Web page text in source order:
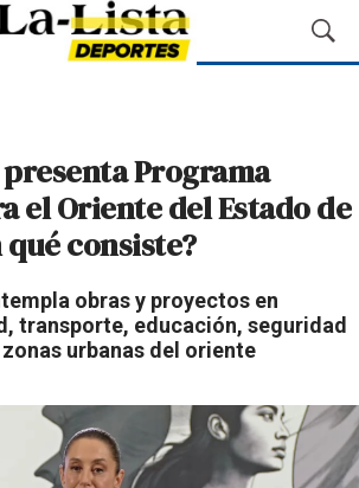
M
o
r
B
u
e
Programa
el Oriente del Estado de
consiste?
obras y proyectos en
transporte, educación, seguridad
urbanas del oriente